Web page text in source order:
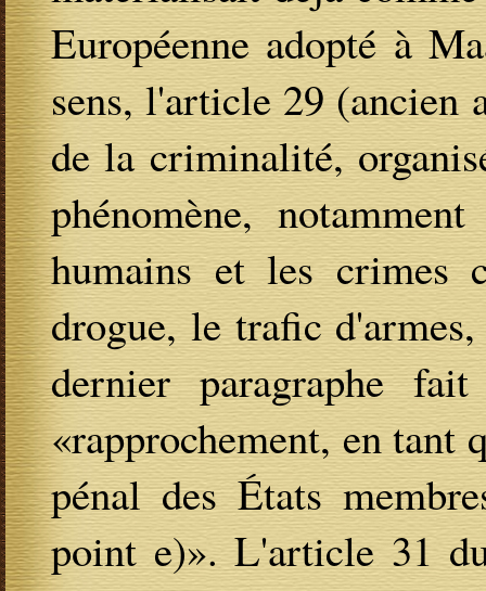
Européenne adopté à
sens, l'article 29
de la criminalité,
phénomène,
humains et les crimes
drogue, le trafic
dernier paragraphe
«rapprochement, en tant
pénal des États
point e)». L'article 31